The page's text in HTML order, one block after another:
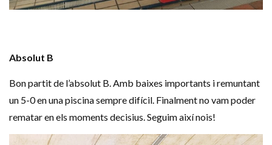
Absolut B
Bon partit de l’absolut B. Amb baixes importants i remuntant
un 5-0 en una piscina sempre difícil. Finalment no vam poder
rematar en els moments decisius. Seguim així nois!